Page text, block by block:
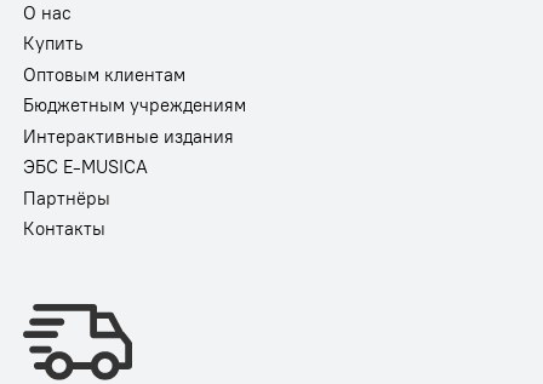
О нас
Купить
Оптовым клиентам
Бюджетным учреждениям
Интерактивные издания
ЭБС E-MUSICA
Партнёры
Контакты